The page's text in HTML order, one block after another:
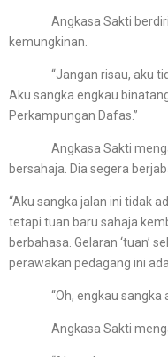
Angkasa Sakti berdiri,
kemungkinan.
“Jangan risau, aku
Aku sangka engkau
Perkampungan Dafas.”
Angkasa Sakti
bersahaja. Dia segera
“Aku sangka jalan ini tidak
tetapi tuan baru sahaja
berbahasa. Gelaran ‘tuan’
perawakan pedagang ini
“Oh, engkau sangka
Angkasa Sakti